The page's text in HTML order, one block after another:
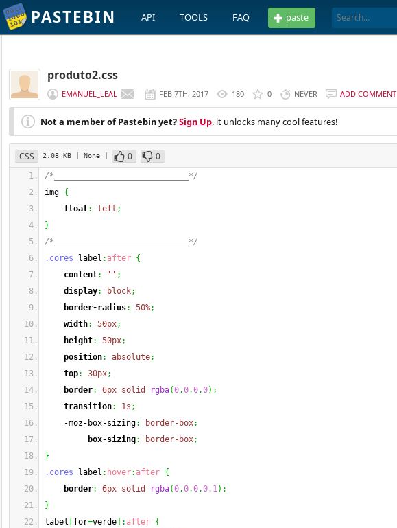
PASTEBIN API TOOLS FAQ paste
produto2.css
EMANUEL_LEAL FEB 7TH, 2017 180 0 NEVER ADD COMMENT
Not a member of Pastebin yet?Sign Up, it unlocks many cool features!
CSS 2.08 KB | None | 0 0
/*____________________________*/
img {
float: left ;
}
/*____________________________*/
.cores label : after {
content: '' ;
display: block;
border-radius: 50%;
width: 50px;
height: 50px;
position: absolute;
top: 30px;
border: 6px solid rgba(0,0,0,0) ;
transition: 1s ;
-moz-box-sizing: border-box;
box-sizing: border-box;
}
.cores label : hover: after {
border: 6px solid rgba(0,0,0,0.1) ;
}
label
for=verde : after {